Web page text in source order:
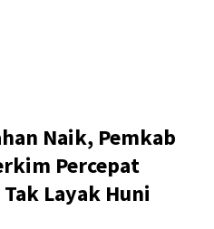
Naik, Pemkab
Percepat
Layak Huni